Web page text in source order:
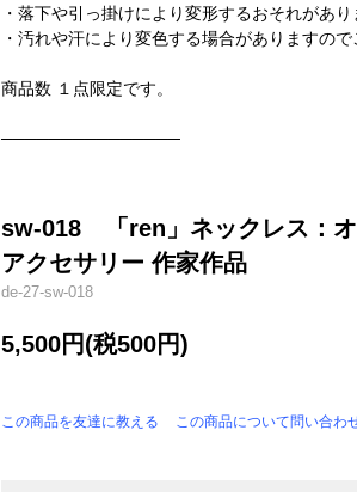
・落下や引っ掛けにより変形するおそれがあ
・汚れや汗により変色する場合がありますので
商品数 １点限定です。
───────────────
sw-018 「ren」ネックレス：
アクセサリー 作家作品
de-27-sw-018
5,500円(税500円)
この商品を友達に教える この商品について問い合わ